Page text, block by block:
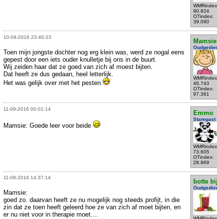
90.824
OTindex:
39.090
10-09-2016 23:40:23
Mamsie
46.743
OTindex:
97.361
Toen mijn jongste dochter nog erg klein was, werd ze nogal eens
gepest door een iets ouder knulletje bij ons in de buurt.
Wij zeiden haar dat ze goed van zich af moest bijten.
Dat heeft ze dus gedaan, heel letterlijk.
Het was gelijk over met het pesten.
11-09-2016 00:01:14
Emmo
Stamgast
73.605
OTindex:
28.969
Mamsie: Goede leer voor beide
11-09-2016 14:37:14
botte
Mamsie:
goed zo. daarvan heeft ze nu mogelijk nog steeds profijt, in die
zin dat ze toen heeft geleerd hoe ze van zich af moet bijten, en
er nu niet voor in therapie moet....